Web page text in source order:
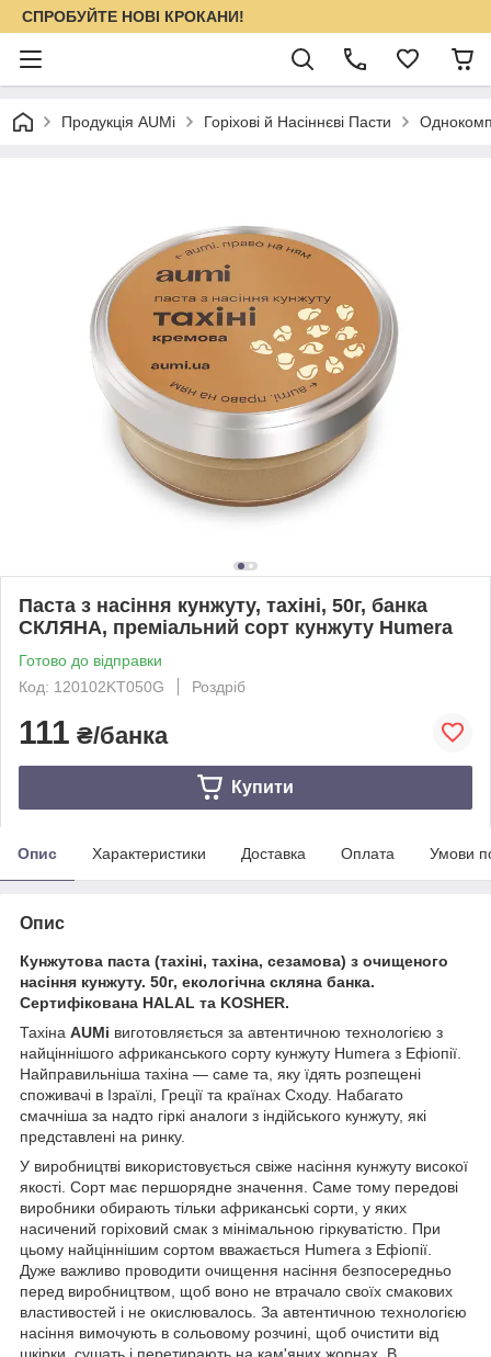
СПРОБУЙТЕ НОВІ КРОКАНИ!
Продукція AUMi Горіхові й Насіннєві Пасти
Паста з насіння кунжуту, тахіні, 50г, банка
СКЛЯНА, преміальний сорт кунжуту Humera
Готово до відправки
Код: 120102KT050G
Роздріб
111 ₴/банка
Купити
Опис Характеристики Доставка Оплата Умови
Опис
Кунжутова паста (тахіні, тахіна, сезамова) з очищеного
насіння кунжуту. 50г, екологічна скляна банка.
Сертифікована HALAL та KOSHER.
Тахіна AUMі виготовляється за автентичною технологією з
найціннішого африканського сорту кунжуту Humera з Ефіопії.
Найправильніша тахіна — саме та, яку їдять розпещені
споживачі в Ізраїлі, Греції та країнах Сходу. Набагато
смачніша за надто гіркі аналоги з індійського кунжуту, які
представлені на ринку.
У виробництві використовується свіже насіння кунжуту високої
якості. Сорт має першорядне значення. Саме тому передові
виробники обирають тільки африканські сорти, у яких
насичений горіховий смак з мінімальною гіркуватістю. При
цьому найціннішим сортом вважається Humera з Ефіопії.
Дуже важливо проводити очищення насіння безпосередньо
перед виробництвом, щоб воно не втрачало своїх смакових
властивостей і не окислювалось. За автентичною технологією
насіння вимочують в сольовому розчині, щоб очистити від
шкірки, сушать і перетирають на кам'яних жорнах . В